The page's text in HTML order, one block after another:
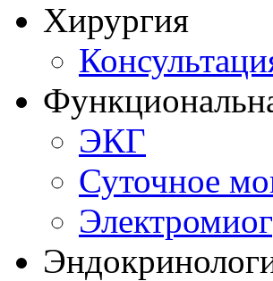
Хирургия
ЭКГ
Суточное